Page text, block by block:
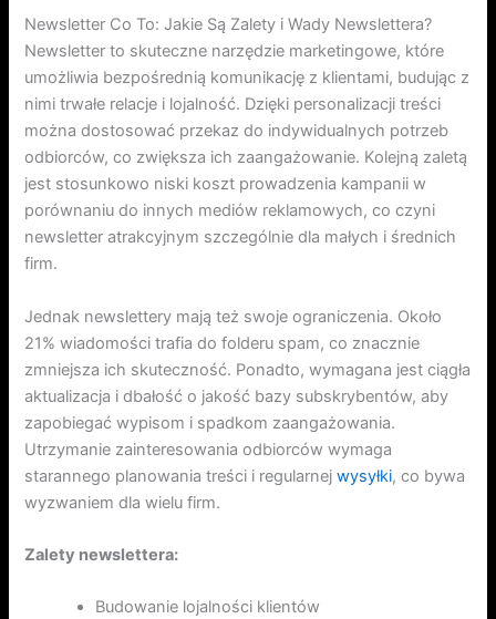
Newsletter Co To: Jakie Są Zalety i Wady Newslettera?
Newsletter to skuteczne narzędzie marketingowe, które
umożliwia bezpośrednią komunikację z klientami, budując z
nimi trwałe relacje i lojalność. Dzięki personalizacji treści
można dostosować przekaz do indywidualnych potrzeb
odbiorców, co zwiększa ich zaangażowanie. Kolejną zaletą
jest stosunkowo niski koszt prowadzenia kampanii w
porównaniu do innych mediów reklamowych, co czyni
newsletter atrakcyjnym szczególnie dla małych i średnich
firm.
Jednak newslettery mają też swoje ograniczenia. Około
21% wiadomości trafia do folderu spam, co znacznie
zmniejsza ich skuteczność. Ponadto, wymagana jest ciągła
aktualizacja i dbałość o jakość bazy subskrybentów, aby
zapobiegać wypisom i spadkom zaangażowania.
Utrzymanie zainteresowania odbiorców wymaga
starannego planowania treści i regularnejwysyłki, co bywa
wyzwaniem dla wielu firm.
Zalety newslettera:
Budowanie lojalności klientów